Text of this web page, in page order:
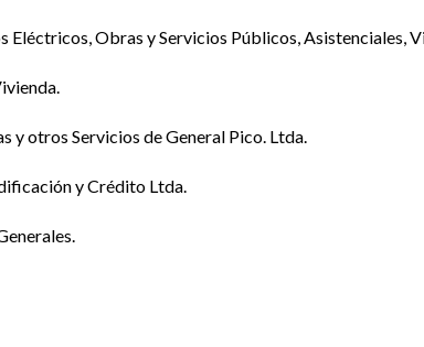
Obras y Servicios Públicos, Asistenciales,
y otros Servicios de General Pico. Ltda.
y Crédito Ltda.